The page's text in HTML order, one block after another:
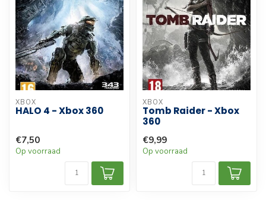
XBOX
HALO 4 - Xbox 360
€7,50
Op voorraad
XBOX
Tomb Raider - Xbox
360
€9,99
Op voorraad